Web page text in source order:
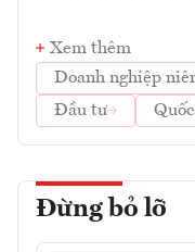
Xem thêm
Doanh nghiệp
Đầu tư
Đừng bỏ lỡ